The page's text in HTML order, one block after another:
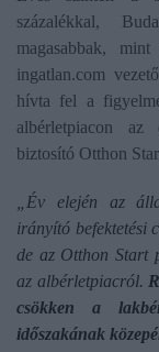
százalékkal,
magasabbak,
ingatlan.com
hívta fel a
albérletpiacon az
biztosító Otthon
„Év elején az
irányító befektetési
de az Otthon Start
az albérletpiacról.
csökken a
időszakának